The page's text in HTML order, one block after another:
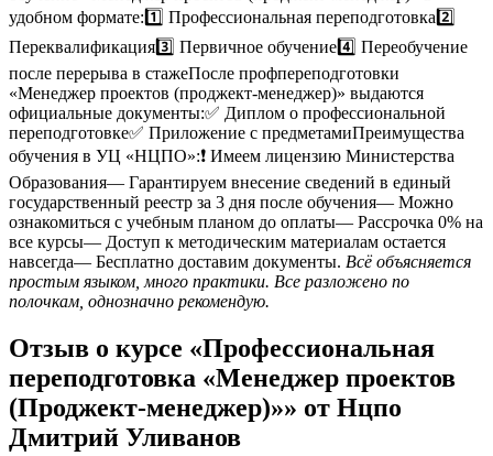
удобном формате:1️⃣ Профессиональная переподготовка2️⃣
Переквалификация3️⃣ Первичное обучение4️⃣ Переобучение
после перерыва в стажеПосле профпереподготовки
«Менеджер проектов (проджект-менеджер)» выдаются
официальные документы:✅ Диплом о профессиональной
переподготовке✅ Приложение с предметамиПреимущества
обучения в УЦ «НЦПО»:❗️ Имеем лицензию Министерства
Образования— Гарантируем внесение сведений в единый
государственный реестр за 3 дня после обучения— Можно
ознакомиться с учебным планом до оплаты— Рассрочка 0% на
все курсы— Доступ к методическим материалам остается
навсегда— Бесплатно доставим документы. Всё объясняется
простым языком, много практики. Все разложено по
полочкам, однозначно рекомендую.
Отзыв о курсе «Профессиональная
переподготовка «Менеджер проектов
(Проджект-менеджер)»» от Нцпо
Дмитрий Уливанов